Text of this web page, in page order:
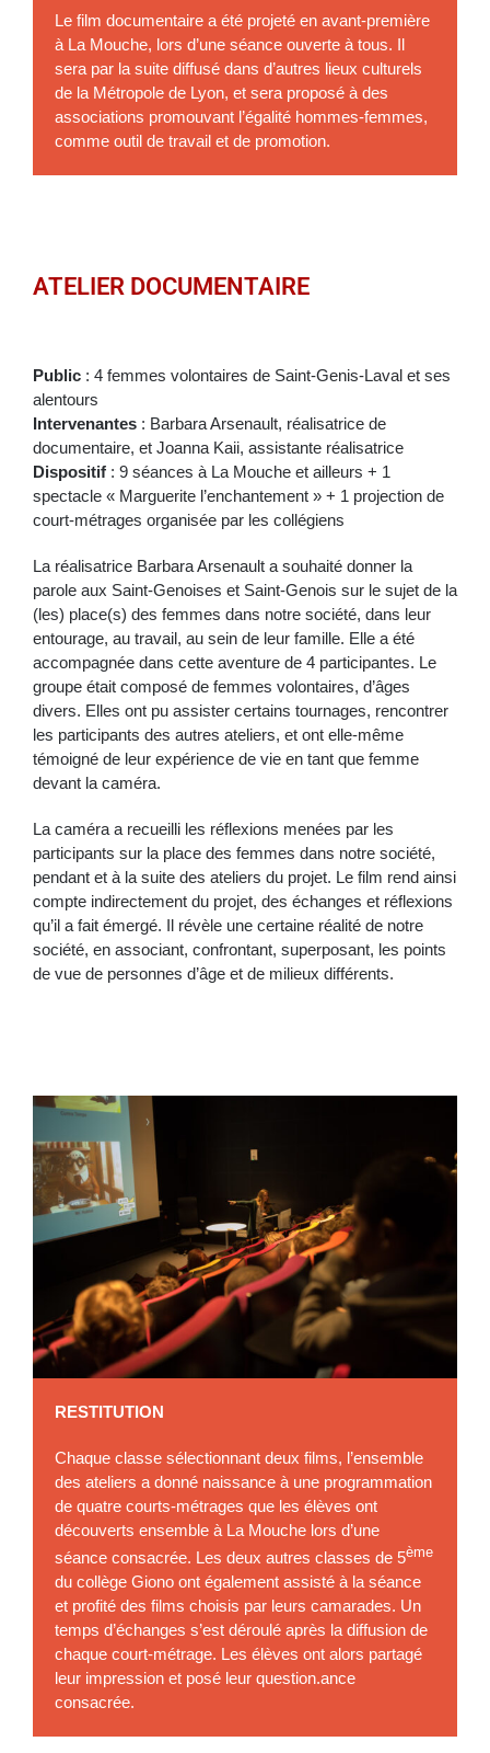
Le film documentaire a été projeté en avant-première
à La Mouche, lors d’une séance ouverte à tous. Il
sera par la suite diffusé dans d’autres lieux culturels
de la Métropole de Lyon, et sera proposé à des
associations promouvant l’égalité hommes-femmes,
comme outil de travail et de promotion.
ATELIER DOCUMENTAIRE
Public: 4 femmes volontaires de Saint-Genis-Laval et ses
alentours
Intervenantes: Barbara Arsenault, réalisatrice de
documentaire, et Joanna Kaii, assistante réalisatrice
Dispositif: 9 séances à La Mouche et ailleurs + 1
spectacle « Marguerite l’enchantement » + 1 projection de
court-métrages organisée par les collégiens
La réalisatrice Barbara Arsenault a souhaité donner la
parole aux Saint-Genoises et Saint-Genois sur le sujet de la
(les) place(s) des femmes dans notre société, dans leur
entourage, au travail, au sein de leur famille. Elle a été
accompagnée dans cette aventure de 4 participantes. Le
groupe était composé de femmes volontaires, d’âges
divers. Elles ont pu assister certains tournages, rencontrer
les participants des autres ateliers, et ont elle-même
témoigné de leur expérience de vie en tant que femme
devant la caméra.
La caméra a recueilli les réflexions menées par les
participants sur la place des femmes dans notre société,
pendant et à la suite des ateliers du projet. Le film rend ainsi
compte indirectement du projet, des échanges et réflexions
qu’il a fait émergé. Il révèle une certaine réalité de notre
société, en associant, confrontant, superposant, les points
de vue de personnes d’âge et de milieux différents.
RESTITUTION
Chaque classe sélectionnant deux films, l’ensemble
des ateliers a donné naissance à une programmation
de quatre courts-métrages que les élèves ont
découverts ensemble à La Mouche lors d’une
séance consacrée. Les deux autres classes de 5ème
du collège Giono ont également assisté à la séance
et profité des films choisis par leurs camarades. Un
temps d’échanges s’est déroulé après la diffusion de
chaque court-métrage. Les élèves ont alors partagé
leur impression et posé leur question.ance
consacrée.